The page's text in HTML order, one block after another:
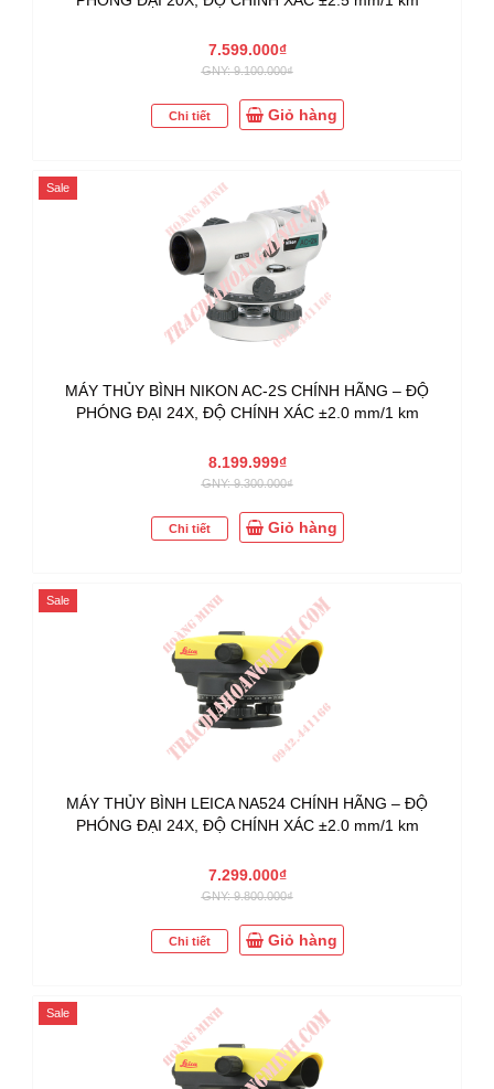
7.599.000₫
GNY: 9.100.000₫
Chi tiết Giỏ hàng
Sale
MÁY THỦY BÌNH NIKON AC-2S CHÍNH HÃNG – ĐỘ
PHÓNG ĐẠI 24X, ĐỘ CHÍNH XÁC ±2.0 mm/1 km
8.199.999₫
GNY: 9.300.000₫
Chi tiết Giỏ hàng
Sale
MÁY THỦY BÌNH LEICA NA524 CHÍNH HÃNG – ĐỘ
PHÓNG ĐẠI 24X, ĐỘ CHÍNH XÁC ±2.0 mm/1 km
7.299.000₫
GNY: 9.800.000₫
Chi tiết Giỏ hàng
Sale